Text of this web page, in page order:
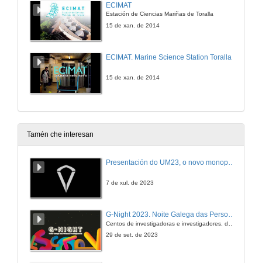
ECIMAT
Estación de Ciencias Mariñas de Toralla
15 de xan. de 2014
ECIMAT. Marine Science Station Toralla
15 de xan. de 2014
Tamén che interesan
7 de xul. de 2023
G-Night 2023. Noite Galega das Persoas Investigadoras. Conciencias creativas
29 de set. de 2023